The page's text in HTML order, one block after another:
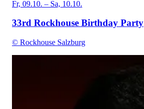
Fr, 09.10. – Sa, 10.10.
33rd Rockhouse Birthday Party
© Rockhouse Salzburg